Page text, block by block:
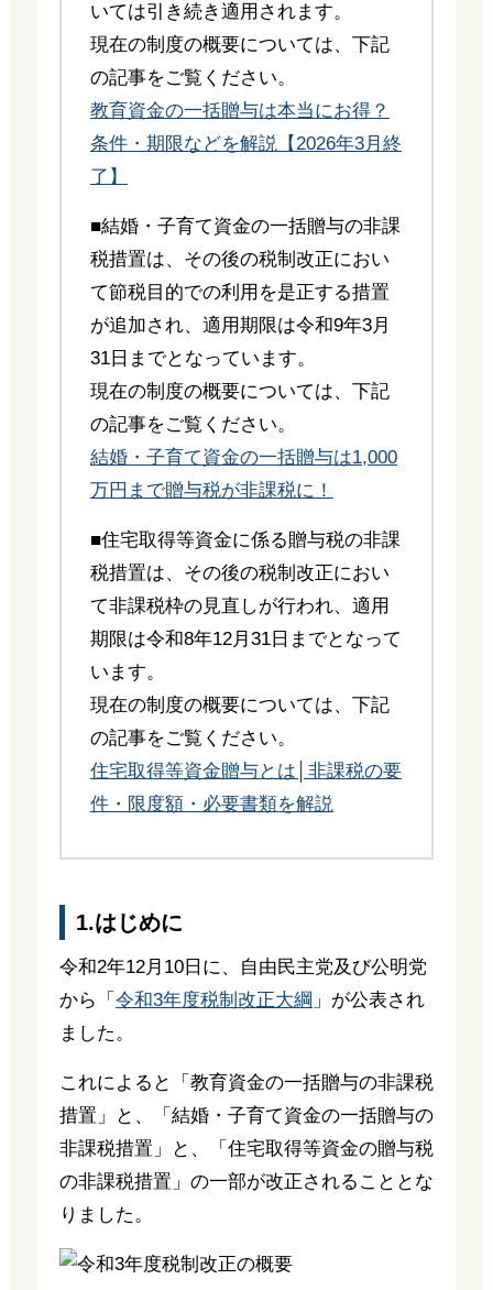
いては引き続き適用されます。
現在の制度の概要については、下記
の記事をご覧ください。
教育資金の一括贈与は本当にお得？
条件・期限などを解説【2026年3月終
了】
■結婚・子育て資金の一括贈与の非課
税措置は、その後の税制改正におい
て節税目的での利用を是正する措置
が追加され、適用期限は令和9年3月
31日までとなっています。
現在の制度の概要については、下記
の記事をご覧ください。
結婚・子育て資金の一括贈与は1,000
万円まで贈与税が非課税に！
■住宅取得等資金に係る贈与税の非課
税措置は、その後の税制改正におい
て非課税枠の見直しが行われ、適用
期限は令和8年12月31日までとなって
います。
現在の制度の概要については、下記
の記事をご覧ください。
住宅取得等資金贈与とは│非課税の要
件・限度額・必要書類を解説
1.はじめに
令和2年12月10日に、自由民主党及び公明党
から「 令和3年度税制改正大綱 」が公表され
ました。
これによると「教育資金の一括贈与の非課税
措置」と、「結婚・子育て資金の一括贈与の
非課税措置」と、「住宅取得等資金の贈与税
の非課税措置」の一部が改正されることとな
りました。